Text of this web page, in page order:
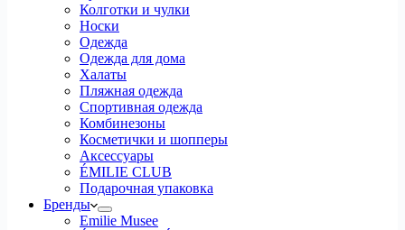
Колготки и чулки
Носки
Одежда
Одежда для дома
Халаты
Пляжная одежда
Спортивная одежда
Комбинезоны
Косметички и шопперы
Аксессуары
ÉMILIE CLUB
Подарочная упаковка
Бренды
Emilie Musee